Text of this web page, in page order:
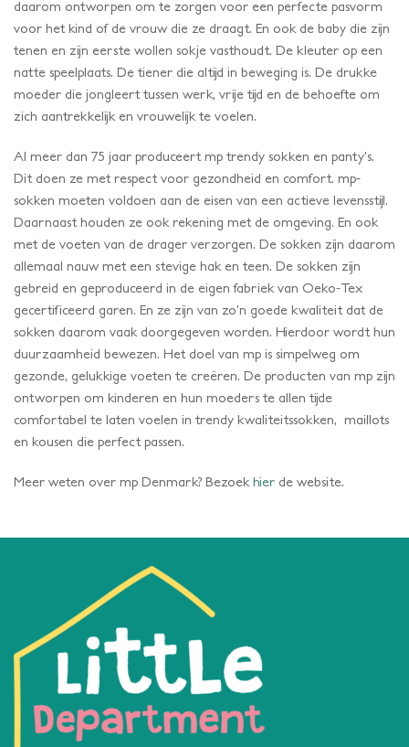
daarom ontworpen om te zorgen voor een perfecte pasvorm
voor het kind of de vrouw die ze draagt. En ook de baby die zijn
tenen en zijn eerste wollen sokje vasthoudt. De kleuter op een
natte speelplaats. De tiener die altijd in beweging is. De drukke
moeder die jongleert tussen werk, vrije tijd en de behoefte om
zich aantrekkelijk en vrouwelijk te voelen.
Al meer dan 75 jaar produceert mp trendy sokken en panty’s.
Dit doen ze met respect voor gezondheid en comfort. mp-
sokken moeten voldoen aan de eisen van een actieve levensstijl.
Daarnaast houden ze ook rekening met de omgeving. En ook
met de voeten van de drager verzorgen. De sokken zijn daarom
allemaal nauw met een stevige hak en teen. De sokken zijn
gebreid en geproduceerd in de eigen fabriek van Oeko-Tex
gecertificeerd garen. En ze zijn van zo’n goede kwaliteit dat de
sokken daarom vaak doorgegeven worden. Hierdoor wordt hun
duurzaamheid bewezen. Het doel van mp is simpelweg om
gezonde, gelukkige voeten te creëren. De producten van mp zijn
ontworpen om kinderen en hun moeders te allen tijde
comfortabel te laten voelen in trendy kwaliteitssokken, maillots
en kousen die perfect passen.
Meer weten over mp Denmark? Bezoek hier de website.